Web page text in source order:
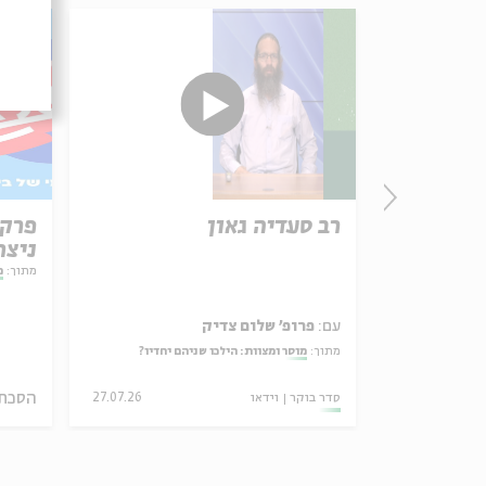
מתוך:
רב סעדיה גאון
עם: פרופ' שלום צדיק
מתוך: מוסר ומצוות: הילכו שניהם יחדיו?
סדר בוקר וידאו 27.07.26